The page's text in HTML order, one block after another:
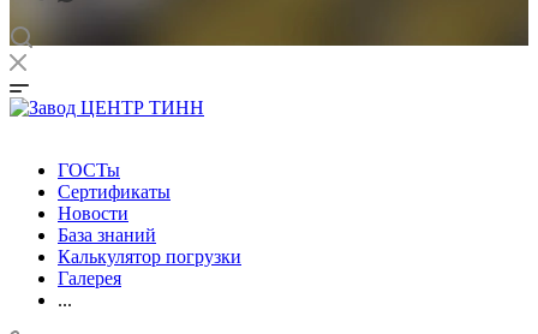
ГОСТы
Сертификаты
Новости
База знаний
Калькулятор погрузки
Галерея
...